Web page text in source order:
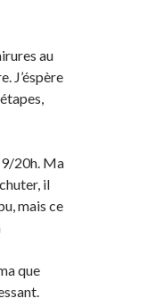
au
J’éspère
20h. Ma
il
mais ce
que